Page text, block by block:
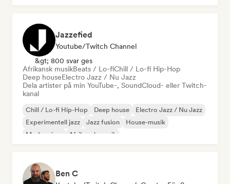
Jazzefied
Youtube/Twitch Channel
&gt; 800 svar ges
Afrikansk musikBeats / Lo-fiChill / Lo-fi Hip-Hop
Deep houseElectro Jazz / Nu Jazz
Dela artister på min YouTube-, SoundCloud- eller Twitch-
kanal
Chill / Lo-fi Hip-Hop Deep house
Electro Jazz / Nu Jazz
Experimentell jazz
Jazz fusion
House-musik
Modern jazz
Afrikansk musik
Ben C